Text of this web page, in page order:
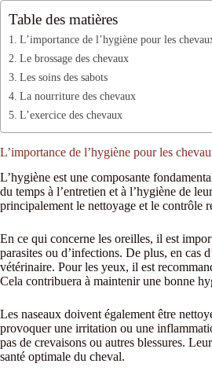
Table des matières
L’importance de l’hygiène pour les
Le brossage des chevaux
Les soins des sabots
La nourriture des chevaux
L’exercice des chevaux
L’importance de l’hygiène pour les
L’hygiène est une composante
du temps à l’entretien et à l’hygiène de
principalement le nettoyage et le contrôle
En ce qui concerne les oreilles, il est
parasites ou d’infections. De plus, en cas
vétérinaire. Pour les yeux, il est
Cela contribuera à maintenir une bonne
Les naseaux doivent également être
provoquer une irritation ou une
pas de crevaisons ou autres blessures.
santé optimale du cheval.